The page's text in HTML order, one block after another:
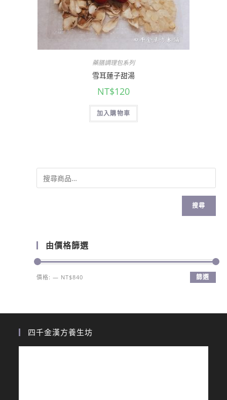
藥膳調理包系列
雪耳蓮子甜湯
NT$120
加入購物車
搜尋
由價格篩選
篩選
價格:— NT$840
四千金漢方養生坊